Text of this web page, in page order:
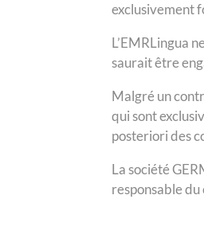
exclusivement
L’EMRLingua
saurait être
Malgré un
qui sont
posteriori des
La société
responsable du